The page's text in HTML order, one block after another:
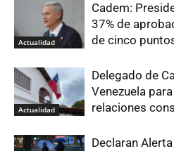
Actualidad
Cadem:
37% de
de cinco
Actualidad
Delegado de
Venezuela
relaciones
Declaran